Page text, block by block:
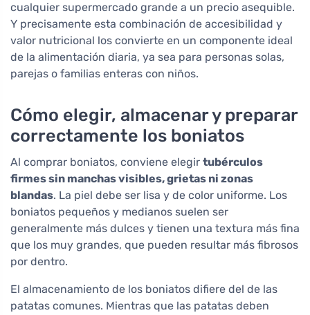
cualquier supermercado grande a un precio asequible.
Y precisamente esta combinación de accesibilidad y
valor nutricional los convierte en un componente ideal
de la alimentación diaria, ya sea para personas solas,
parejas o familias enteras con niños.
Cómo elegir, almacenar y preparar
correctamente los boniatos
Al comprar boniatos, conviene elegir tubérculos
firmes sin manchas visibles, grietas ni zonas
blandas. La piel debe ser lisa y de color uniforme. Los
boniatos pequeños y medianos suelen ser
generalmente más dulces y tienen una textura más fina
que los muy grandes, que pueden resultar más fibrosos
por dentro.
El almacenamiento de los boniatos difiere del de las
patatas comunes. Mientras que las patatas deben